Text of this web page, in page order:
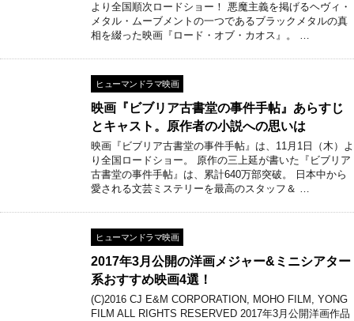
より全国順次ロードショー！ 悪魔主義を掲げるヘヴィ・
メタル・ムーブメントの一つであるブラックメタルの真
相を綴った映画『ロード・オブ・カオス』。 …
ヒューマンドラマ映画
映画『ビブリア古書堂の事件手帖』あらすじ
とキャスト。原作者の小説への思いは
映画『ビブリア古書堂の事件手帖』は、11月1日（木）よ
り全国ロードショー。 原作の三上延が書いた『ビブリア
古書堂の事件手帖』は、累計640万部突破。 日本中から
愛される文芸ミステリーを最高のスタッフ＆ …
ヒューマンドラマ映画
2017年3月公開の洋画メジャー&ミニシアター
系おすすめ映画4選！
(C)2016 CJ E&M CORPORATION, MOHO FILM, YONG
FILM ALL RIGHTS RESERVED 2017年3月公開洋画作品